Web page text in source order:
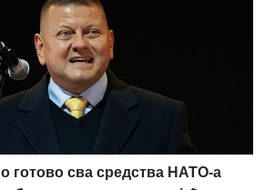
готово сва средства НАТО-а